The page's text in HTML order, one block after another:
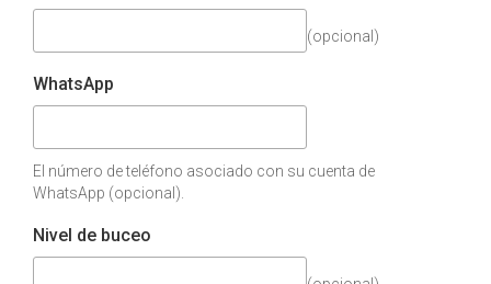
(opcional)
WhatsApp
El número de teléfono asociado con su cuenta de
WhatsApp (opcional).
Nivel de buceo